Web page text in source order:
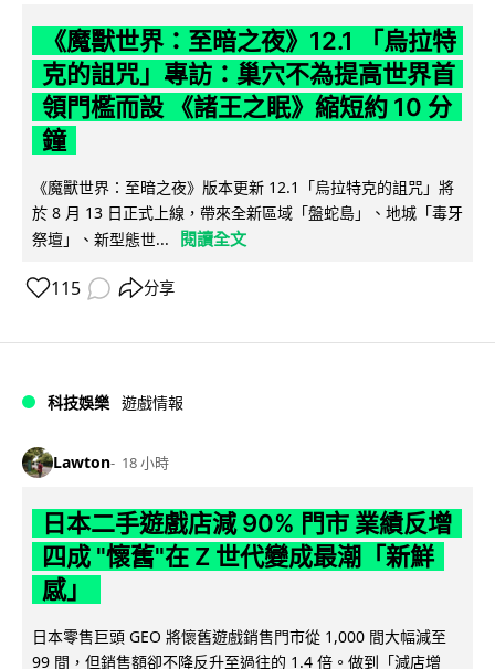
《魔獸世界：至暗之夜》12.1 「烏拉特
克的詛咒」專訪：巢穴不為提高世界首
領門檻而設 《諸王之眠》縮短約 10 分
鐘
《魔獸世界：至暗之夜》版本更新 12.1「烏拉特克的詛咒」將
於 8 月 13 日正式上線，帶來全新區域「盤蛇島」、地城「毒牙
祭壇」、新型態世...
閱讀全文
115 分享
科技娛樂 遊戲情報
Lawton 18 小時
日本二手遊戲店減 90% 門市 業績反增
四成 "懷舊"在 Z 世代變成最潮「新鮮
感」
日本零售巨頭 GEO 將懷舊遊戲銷售門市從 1,000 間大幅減至
99 間，但銷售額卻不降反升至過往的 1.4 倍。做到「減店增